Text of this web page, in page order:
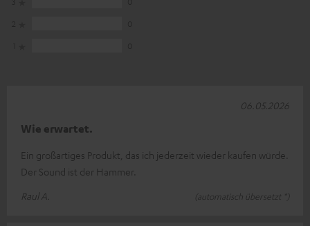
Wie erwartet.
Ein großartiges Produkt, das ich jederzeit wieder kaufen würde.
Der Sound ist der Hammer.
Raul A.
(automatisch übersetzt *)
06.05.2026